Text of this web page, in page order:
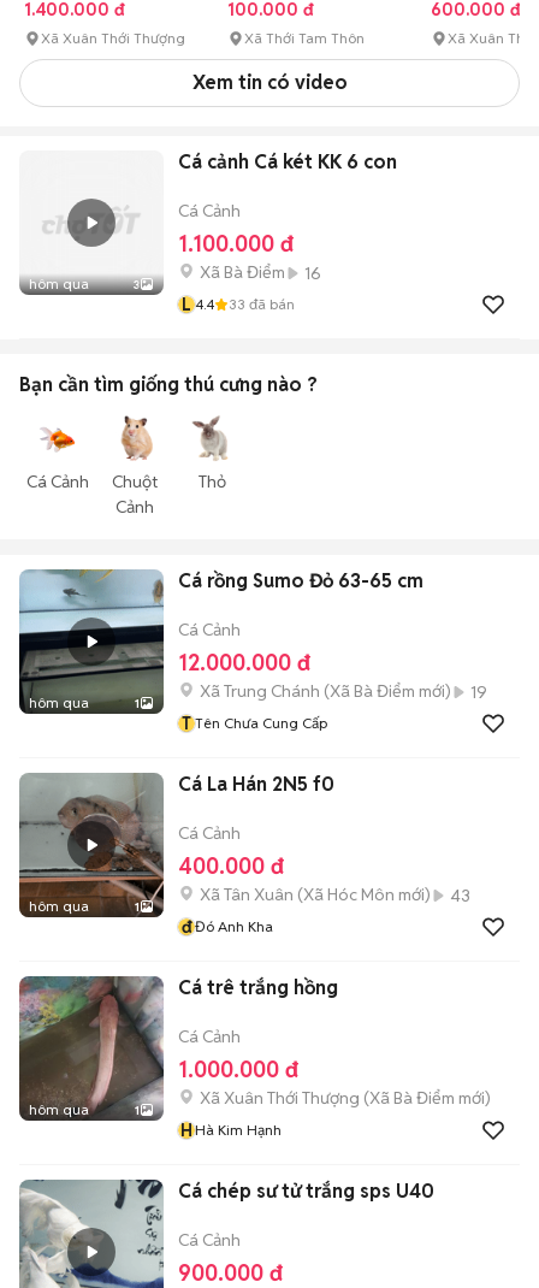
1.400.000 đ
Xã Xuân Thới Thượng
100.000 đ
Xã Thới Tam Thôn
600.000 đ
Xã Xuân
Xem tin có video
hôm qua 3
Cá cảnh Cá két KK 6 con
Cá Cảnh
1.100.000 đ
Xã Bà Điểm
16
L 4.4 33 đã bán
Bạn cần tìm giống thú cưng nào ?
Cá Cảnh
Chuột
Cảnh
Thỏ
hôm qua 1
Cá rồng Sumo Đỏ 63-65 cm
Cá Cảnh
12.000.000 đ
Xã Trung Chánh (Xã Bà Điểm mới)
19
T Tên Chưa Cung Cấp
hôm qua 1
Cá La Hán 2N5 f0
Cá Cảnh
400.000 đ
Xã Tân Xuân (Xã Hóc Môn mới)
43
đĐó Anh Kha
hôm qua 1
Cá trê trắng hồng
Cá Cảnh
1.000.000 đ
Xã Xuân Thới Thượng (Xã Bà Điểm mới)
HHà Kim Hạnh
Cá chép sư tử trắng sps U40
Cá Cảnh
900.000 đ